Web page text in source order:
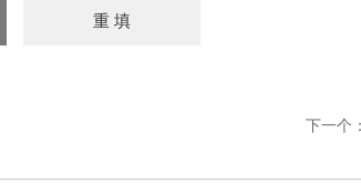
下一个：